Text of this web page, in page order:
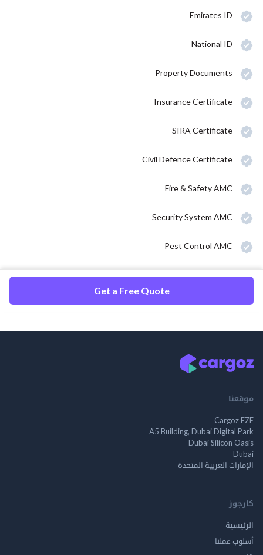
Emirates ID
National ID
Property Documents
Insurance Certificate
SIRA Certificate
Civil Defence Certificate
Fire & Safety AMC
Security System AMC
Pest Control AMC
Get a Free Quote
موقعنا
Cargoz FZE
A5 Building, Dubai Digital Park
Dubai Silicon Oasis
Dubai
الإمارات العربية المتحدة
كارجوز
الرئيسية
أسلوب عملنا